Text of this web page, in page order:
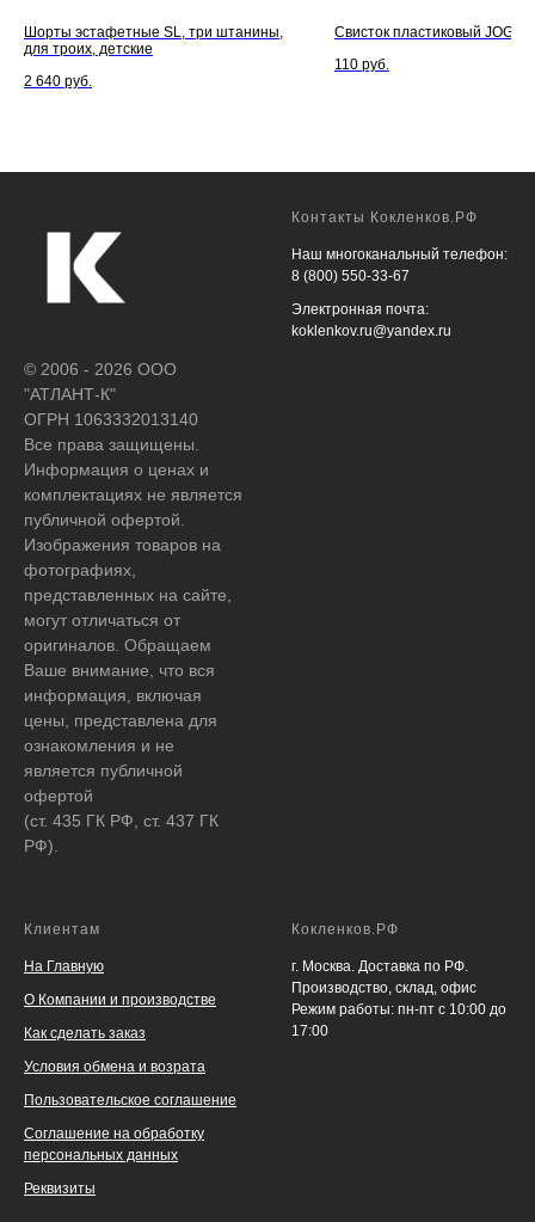
Шорты эстафетные SL, три штанины,
для троих, детские
2 640 руб.
Свисток пластиковый
110 руб.
© 2006 - 2026 ООО
"АТЛАНТ-К"
ОГРН 1063332013140
Все права защищены.
Информация о ценах и
комплектациях не является
публичной офертой.
Изображения товаров на
фотографиях,
представленных на сайте,
могут отличаться от
оригиналов. Обращаем
Ваше внимание, что вся
информация, включая
цены, представлена для
ознакомления и не
является публичной
офертой
(ст. 435 ГК РФ, ст. 437 ГК
РФ).
Контакты Кокленков.РФ
Наш многоканальный телефон:
8 (800) 550-33-67
Электронная почта:
koklenkov.ru@yandex.ru
Клиентам
На Главную
О Компании и производстве
Как сделать заказ
Условия обмена и возрата
Пользовательское соглашение
Соглашение на обработку
персональных данных
Реквизиты
Кокленков.РФ
г. Москва. Доставка по РФ.
Производство, склад, офис
Режим работы: пн-пт с 10:00 до
17:00